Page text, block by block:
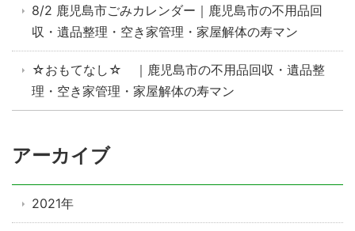
8/2 鹿児島市ごみカレンダー｜鹿児島市の不用品回
収・遺品整理・空き家管理・家屋解体の寿マン
☆おもてなし☆ ｜鹿児島市の不用品回収・遺品整
理・空き家管理・家屋解体の寿マン
アーカイブ
2021年